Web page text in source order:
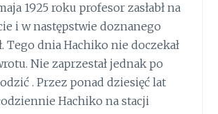
1925 roku profesor zasłabł na
i w następstwie doznanego
Tego dnia Hachiko nie doczekał
Nie zaprzestał jednak po
. Przez ponad dziesięć lat
Hachiko na stacji